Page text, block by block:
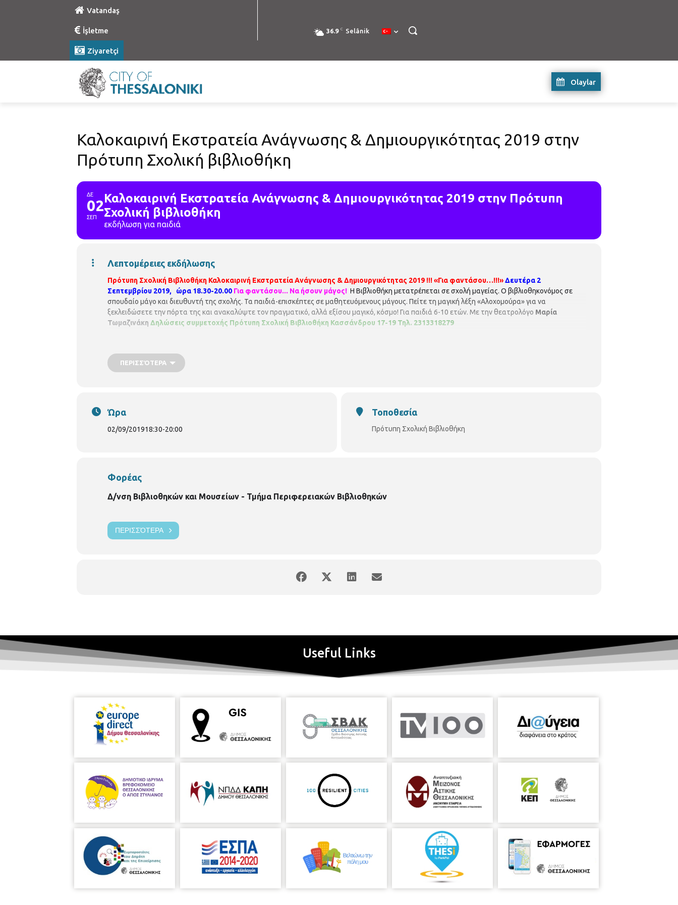
Vatandaş
İşletme
Ziyaretçi
36.9 C Selânik
Olaylar
Καλοκαιρινή Εκστρατεία Ανάγνωσης & Δημιουργικότητας 2019 στην
Πρότυπη Σχολική βιβλιοθήκη
ΔΕ
02
ΣΕΠ
Καλοκαιρινή Εκστρατεία Ανάγνωσης & Δημιουργικότητας 2019 στην Πρότυπη
Σχολική βιβλιοθήκη
εκδήλωση για παιδιά
Λεπτομέρειες εκδήλωσης
Πρότυπη Σχολική Βιβλιοθήκη Καλοκαιρινή Εκστρατεία Ανάγνωσης & Δημιουργικότητας 2019 !!!«Για φαντάσου…!!!»Δευτέρα 2
Σεπτεμβρίου 2019, ώρα 18.30-20.00 Για φαντάσου... Να ήσουν μάγος! Η Βιβλιοθήκη μετατρέπεται σε σχολή μαγείας. Ο βιβλιοθηκονόμος σε
σπουδαίο μάγο και διευθυντή της σχολής. Τα παιδιά-επισκέπτες σε μαθητευόμενους μάγους. Πείτε τη μαγική λέξη «Αλοχομούρα» για να
ξεκλειδώσετε την πόρτα της και ανακαλύψτε τον πραγματικό, αλλά εξίσου μαγικό, κόσμο! Για παιδιά 6-10 ετών. Με την θεατρολόγο Μαρία
Τωμαζινάκη Δηλώσεις συμμετοχής Πρότυπη Σχολική Βιβλιοθήκη Κασσάνδρου 17-19 Τηλ. 2313318279
ΠΕΡΙΣΣΌΤΕΡΑ
Ώρα
02/09/201918:30-20:00
Τοποθεσία
Πρότυπη Σχολική Βιβλιοθήκη
Φορέας
Δ/νση Βιβλιοθηκών και Μουσείων - Τμήμα Περιφερειακών Βιβλιοθηκών
ΠΕΡΙΣΣΌΤΕΡΑ
Useful Links